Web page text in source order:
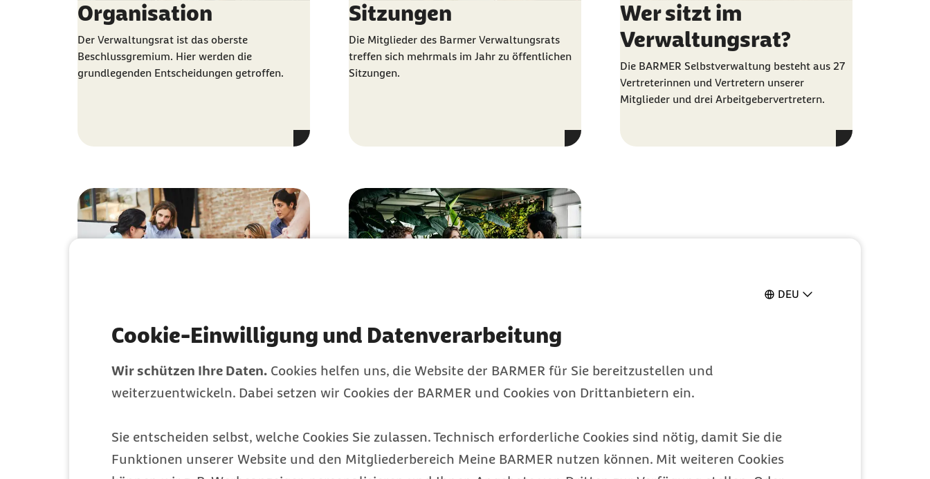
DEU
Cookie-Einwilligung und Datenverarbeitung
Wir schützen Ihre Daten. Cookies helfen uns, die Website der BARMER für Sie bereitzustellen und
weiterzuentwickeln. Dabei setzen wir Cookies der BARMER und Cookies von Drittanbietern ein.
Sie entscheiden selbst, welche Cookies Sie zulassen. Technisch erforderliche Cookies sind nötig, damit Sie die
Funktionen unserer Website und den Mitgliederbereich Meine BARMER nutzen können. Mit weiteren Cookies
Organisation
Der Verwaltungsrat ist das oberste
Beschlussgremium. Hier werden die
grundlegenden Entscheidungen getroffen.
Sitzungen
Die Mitglieder des Barmer Verwaltungsrats
treffen sich mehrmals im Jahr zu öffentlichen
Sitzungen.
Wer sitzt im
Verwaltungsrat?
Die BARMER Selbstverwaltung besteht aus 27
Vertreterinnen und Vertretern unserer
Mitglieder und drei Arbeitgebervertretern.
Initiativen
leichter Sprache